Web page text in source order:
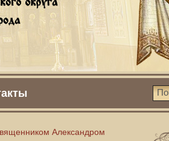
Александром